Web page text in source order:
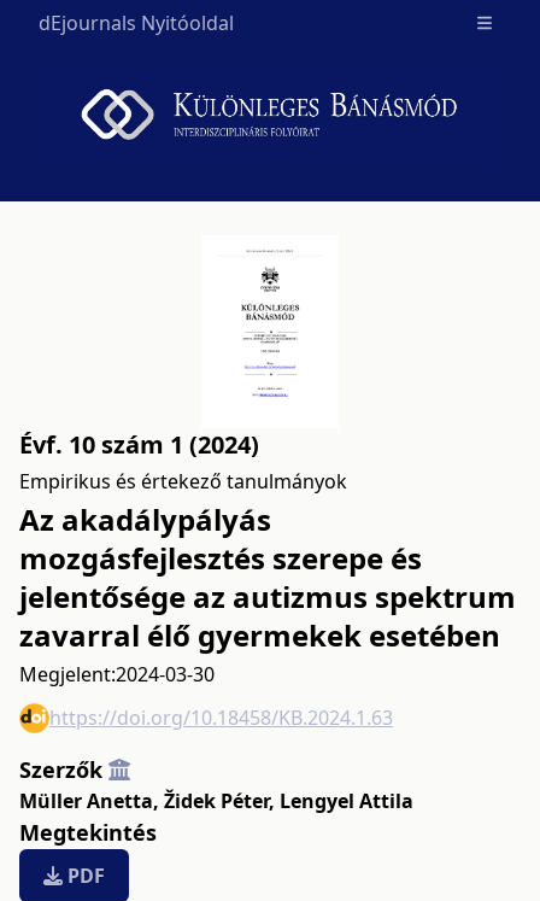
dEjournals Nyitóoldal Open
Évf. 10 szám 1 (2024)
Empirikus és értekező tanulmányok
Az akadálypályás
mozgásfejlesztés szerepe és
jelentősége az autizmus spektrum
zavarral élő gyermekek esetében
Megjelent:2024-03-30
https://doi.org/10.18458/KB.2024.1.63
Szerzők
Müller Anetta, Židek Péter, Lengyel Attila
Megtekintés
PDF